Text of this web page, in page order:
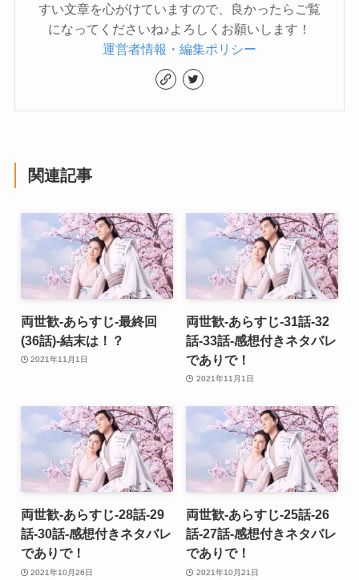
すい文章を心がけていますので、良かったらご覧
になってくださいね♪よろしくお願いします！
運営者情報・編集ポリシー
関連記事
両世歓-あらすじ-最終回
(36話)-結末は！？
2021年11月1日
両世歓-あらすじ-31話-32
話-33話-感想付きネタバレ
でありで！
2021年11月1日
両世歓-あらすじ-28話-29
話-30話-感想付きネタバレ
でありで！
2021年10月26日
両世歓-あらすじ-25話-26
話-27話-感想付きネタバレ
でありで！
2021年10月21日